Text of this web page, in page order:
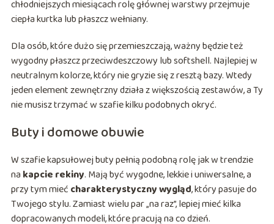
chłodniejszych miesiącach rolę głównej warstwy przejmuje
ciepła kurtka lub płaszcz wełniany.
Dla osób, które dużo się przemieszczają, ważny będzie też
wygodny płaszcz przeciwdeszczowy lub softshell. Najlepiej w
neutralnym kolorze, który nie gryzie się z resztą bazy. Wtedy
jeden element zewnętrzny działa z większością zestawów, a Ty
nie musisz trzymać w szafie kilku podobnych okryć.
Buty i domowe obuwie
W szafie kapsułowej buty pełnią podobną rolę jak w trendzie
na kapcie rekiny. Mają być wygodne, lekkie i uniwersalne, a
przy tym mieć charakterystyczny wygląd, który pasuje do
Twojego stylu. Zamiast wielu par „na raz”, lepiej mieć kilka
dopracowanych modeli, które pracują na co dzień.